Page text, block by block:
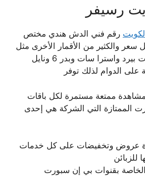
رسيفر
رقم فني الدش هندي مختص
سعر والكثير من الأقمار الأخرى مثل
العرب سات والهوت بيرد واسترا سات وبدر 6 ونايل
مشاهدة ممتعة مستمرة لكل باقات
الممتازة التي الشركة هي إحدى
عروض وتخفيضات على كل خدمات
للزبائن
بقنوات بي إن سبورت